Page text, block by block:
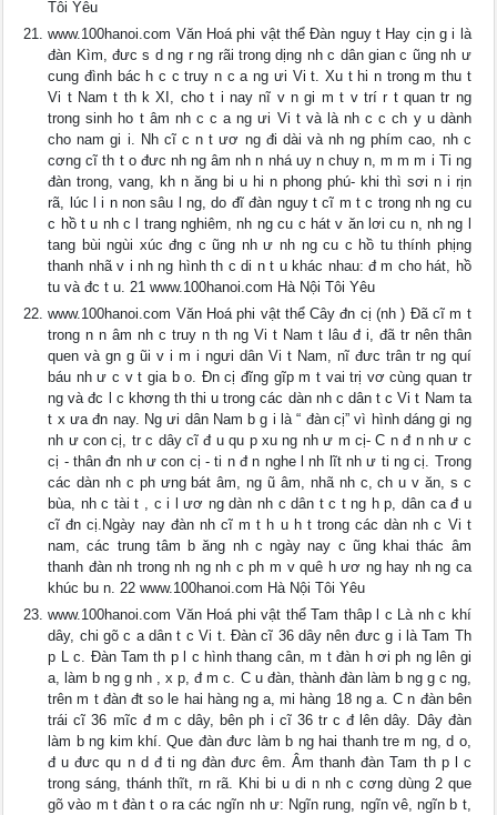
Tôi Yêu
www.100hanoi.com Văn Hoá phi vật thể Đàn nguy t Hay cịn g i là
đàn Kìm, đưc s d ng r ng rãi trong dịng nh c dân gian c ũng nh ư
cung đình bác h c c truy n c a ng ưi Vi t. Xu t hi n trong m thu t
Vi t Nam t th k XI, cho t i nay nĩ v n gi m t v trí r t quan tr ng
trong sinh ho t âm nh c c a ng ưi Vi t và là nh c c ch y u dành
cho nam gi i. Nh cĩ c n t ươ ng đi dài và nh ng phím cao, nh c
cơng cĩ th t o đưc nh ng âm nh n nhá uy n chuy n, m m m i Ti ng
đàn trong, vang, kh n ăng bi u hi n phong phú- khi thì sơi n i rịn
rã, lúc l i n non sâu l ng, do đĩ đàn nguy t cĩ m t c trong nh ng cu
c hồ t u nh c l trang nghiêm, nh ng cu c hát v ăn lơi cu n, nh ng l
tang bùi ngùi xúc đng c ũng nh ư nh ng cu c hồ tu thính phịng
thanh nhã v i nh ng hình th c di n t u khác nhau: đ m cho hát, hồ
tu và đc t u. 21 www.100hanoi.com Hà Nội Tôi Yêu
www.100hanoi.com Văn Hoá phi vật thể Cây đn cị (nh ) Đã cĩ m t
trong n n âm nh c truy n th ng Vi t Nam t lâu đ i, đã tr nên thân
quen và gn g ũi v i m i ngưi dân Vi t Nam, nĩ đưc trân tr ng quí
báu nh ư c v t gia b o. Đn cị đĩng gĩp m t vai trị vơ cùng quan tr
ng và đc l c khơng th thi u trong các dàn nh c dân t c Vi t Nam ta
t x ưa đn nay. Ng ưi dân Nam b g i là “ đàn cị” vì hình dáng gi ng
nh ư con cị, tr c dây cĩ đ u qu p xu ng nh ư m cị- C n đ n nh ư c
cị - thân đn nh ư con cị - ti n đ n nghe l nh lĩt nh ư ti ng cị. Trong
các dàn nh c ph ưng bát âm, ng ũ âm, nhã nh c, ch u v ăn, s c
bùa, nh c tài t , c i l ươ ng dàn nh c dân t c t ng h p, dân ca đ u
cĩ đn cị.Ngày nay đàn nh cĩ m t h u h t trong các dàn nh c Vi t
nam, các trung tâm b ăng nh c ngày nay c ũng khai thác âm
thanh đàn nh trong nh ng nh c ph m v quê h ươ ng hay nh ng ca
khúc bu n. 22 www.100hanoi.com Hà Nội Tôi Yêu
www.100hanoi.com Văn Hoá phi vật thể Tam thâp l c Là nh c khí
dây, chi gõ c a dân t c Vi t. Đàn cĩ 36 dây nên đưc g i là Tam Th
p L c. Đàn Tam th p l c hình thang cân, m t đàn h ơi ph ng lên gi
a, làm b ng g nh , x p, đ m c. C u đàn, thành đàn làm b ng g c ng,
trên m t đàn đt so le hai hàng ng a, mi hàng 18 ng a. C n đàn bên
trái cĩ 36 mĩc đ m c dây, bên ph i cĩ 36 tr c đ lên dây. Dây đàn
làm b ng kim khí. Que đàn đưc làm b ng hai thanh tre m ng, d o,
đ u đưc qu n d đ ti ng đàn đưc êm. Âm thanh đàn Tam th p l c
trong sáng, thánh thĩt, rn rã. Khi bi u di n nh c cơng dùng 2 que
gõ vào m t đàn t o ra các ngĩn nh ư: Ngĩn rung, ngĩn vê, ngĩn b t,